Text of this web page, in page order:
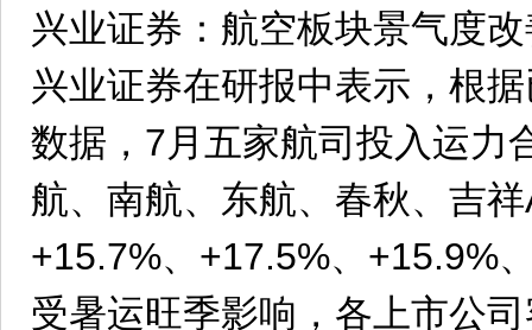
兴业证券：航空板块景气度
兴业证券在研报中表示，根
数据，7月五家航司投入运力
航、南航、东航、春秋、吉
+15.7%、+17.5%、+15.9%
受暑运旺季影响，各上市公